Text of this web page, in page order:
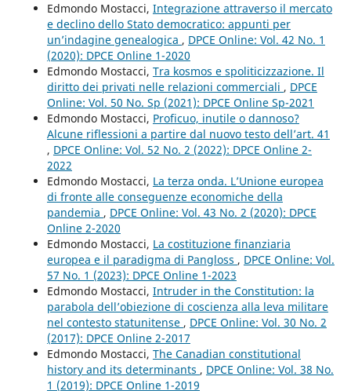
Edmondo Mostacci, Integrazione attraverso il mercato
e declino dello Stato democratico: appunti per
un’indagine genealogica , DPCE Online: Vol. 42 No. 1
(2020): DPCE Online 1-2020
Edmondo Mostacci, Tra kosmos e spoliticizzazione. Il
diritto dei privati nelle relazioni commerciali , DPCE
Online: Vol. 50 No. Sp (2021): DPCE Online Sp-2021
Edmondo Mostacci, Proficuo, inutile o dannoso?
Alcune riflessioni a partire dal nuovo testo dell’art. 41
, DPCE Online: Vol. 52 No. 2 (2022): DPCE Online 2-
2022
Edmondo Mostacci, La terza onda. L’Unione europea
di fronte alle conseguenze economiche della
pandemia , DPCE Online: Vol. 43 No. 2 (2020): DPCE
Online 2-2020
Edmondo Mostacci, La costituzione finanziaria
europea e il paradigma di Pangloss , DPCE Online: Vol.
57 No. 1 (2023): DPCE Online 1-2023
Edmondo Mostacci, Intruder in the Constitution: la
parabola dell’obiezione di coscienza alla leva militare
nel contesto statunitense , DPCE Online: Vol. 30 No. 2
(2017): DPCE Online 2-2017
Edmondo Mostacci, The Canadian constitutional
history and its determinants , DPCE Online: Vol. 38 No.
1 (2019): DPCE Online 1-2019